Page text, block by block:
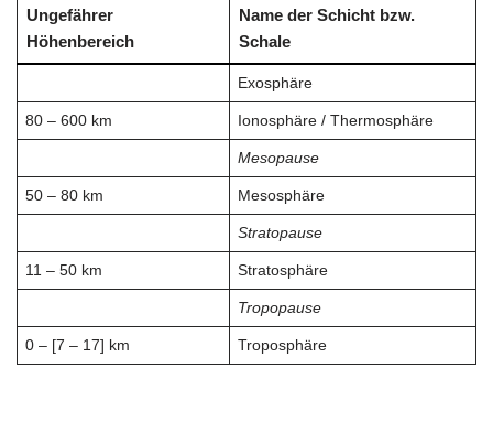
Ungefährer
Höhenbereich
Name der Schicht bzw.
Schale
Exosphäre
80 – 600 km Ionosphäre / Thermosphäre
Mesopause
50 – 80 km Mesosphäre
Stratopause
11 – 50 km Stratosphäre
Tropopause
0 – [7 – 17] km Troposphäre